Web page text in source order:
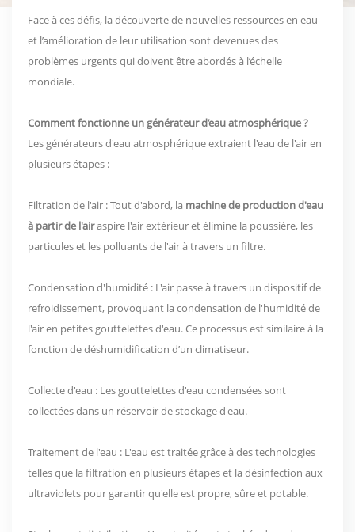
Face à ces défis, la découverte de nouvelles ressources en eau
et l’amélioration de leur utilisation sont devenues des
problèmes urgents qui doivent être abordés à l’échelle
mondiale.
Comment fonctionne un générateur d’eau atmosphérique ?
Les générateurs d'eau atmosphérique extraient l'eau de l'air en
plusieurs étapes :
Filtration de l'air : Tout d'abord, la machine de production d'eau
à partir de l'airaspire l'air extérieur et élimine la poussière, les
particules et les polluants de l'air à travers un filtre.
Condensation d'humidité : L'air passe à travers un dispositif de
refroidissement, provoquant la condensation de l'humidité de
l'air en petites gouttelettes d'eau. Ce processus est similaire à la
fonction de déshumidification d’un climatiseur.
Collecte d'eau : Les gouttelettes d'eau condensées sont
collectées dans un réservoir de stockage d'eau.
Traitement de l'eau : L'eau est traitée grâce à des technologies
telles que la filtration en plusieurs étapes et la désinfection aux
ultraviolets pour garantir qu'elle est propre, sûre et potable.